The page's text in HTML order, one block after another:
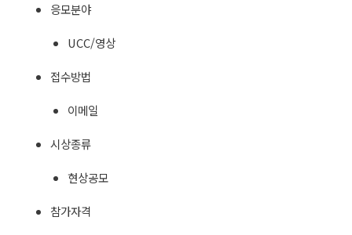
응모분야
UCC/영상
접수방법
이메일
시상종류
현상공모
참가자격